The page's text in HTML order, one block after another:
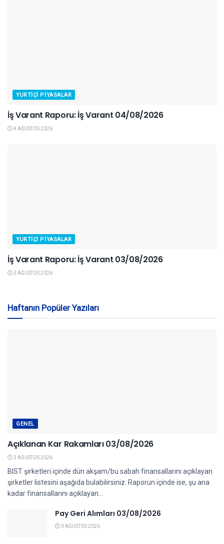
YURTIÇI PIYASALAR
İş Varant Raporu: İş Varant 04/08/2026
4 AĞUSTOS 2026
YURTIÇI PIYASALAR
İş Varant Raporu: İş Varant 03/08/2026
3 AĞUSTOS 2026
Haftanın Popüler Yazıları
GENEL
Açıklanan Kar Rakamları 03/08/2026
3 AĞUSTOS 2026
BIST şirketleri içinde dün akşam/bu sabah finansallarını açıklayan
şirketler listesini aşağıda bulabilirsiniz. Raporun içinde ise, şu ana
kadar finansallarını açıklayan...
Pay Geri Alımları 03/08/2026
3 AĞUSTOS 2026